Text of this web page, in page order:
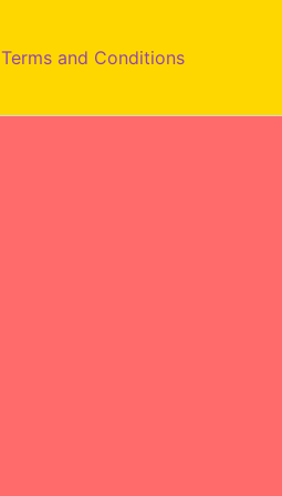
Terms and Conditions